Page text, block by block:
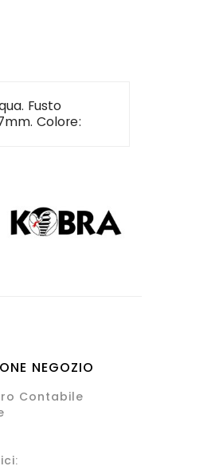
Fusto
Colore:
NEGOZIO
Contabile